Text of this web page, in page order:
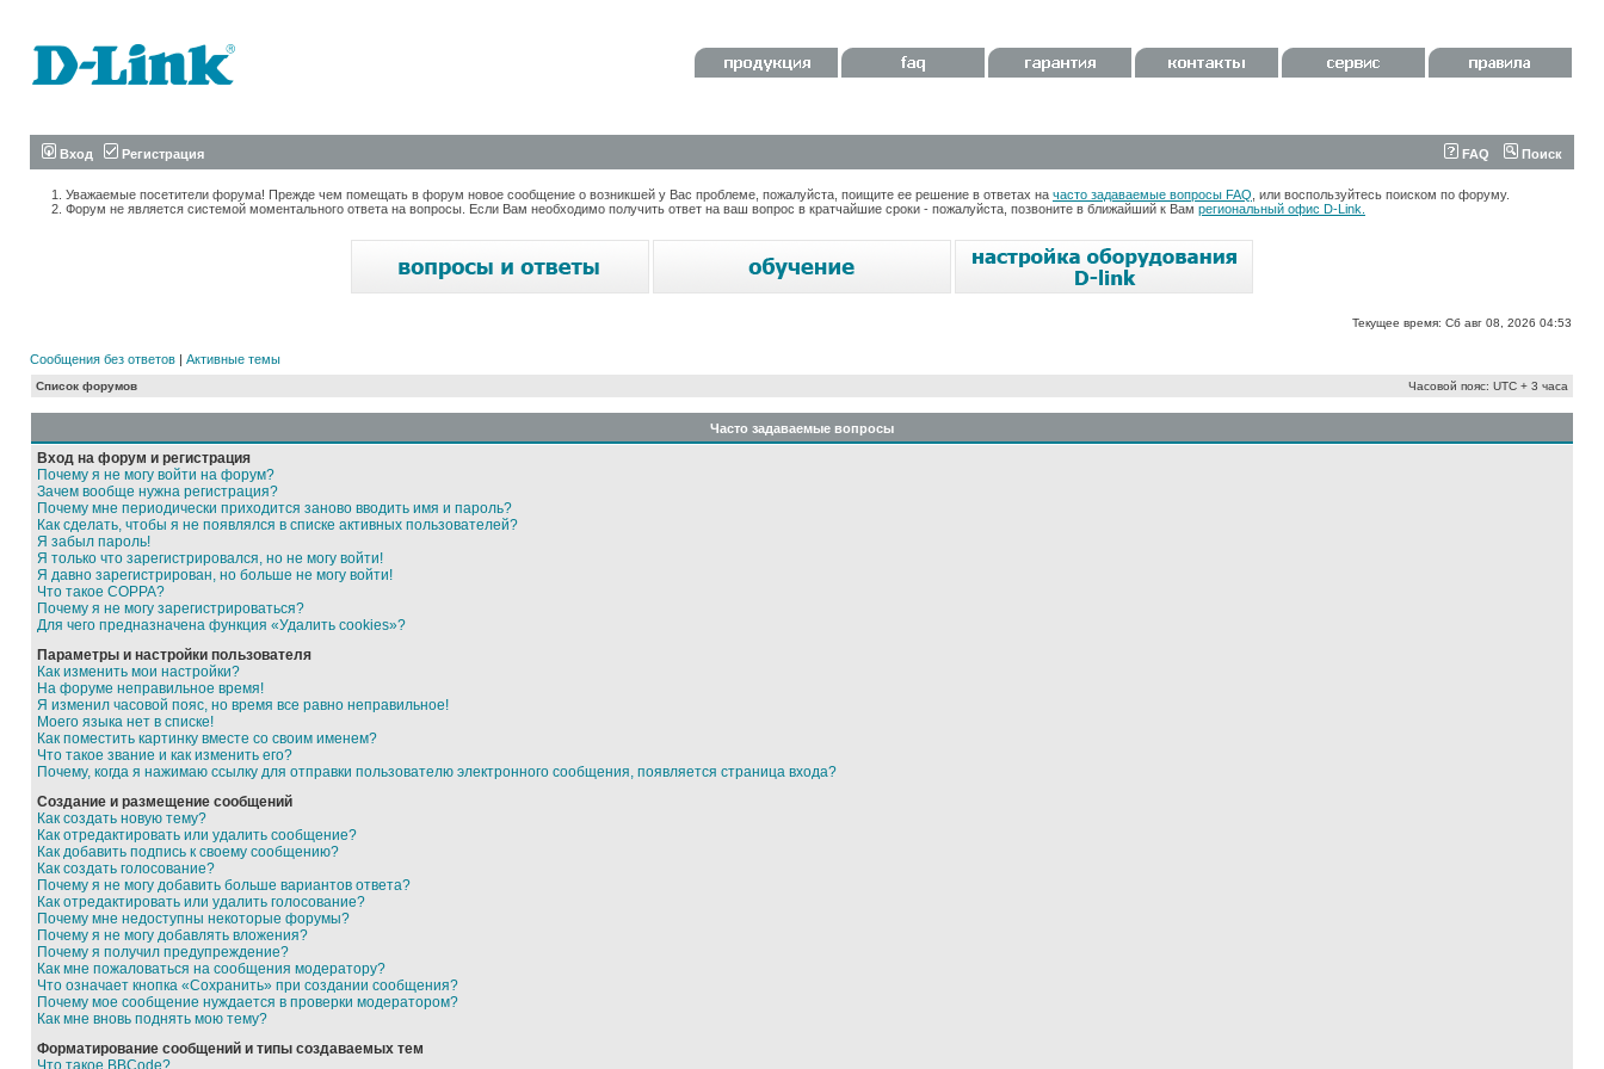
Вход Регистрация FAQ Поиск
Уважаемые посетители форума! Прежде чем помещать в форум новое сообщение о возникшей у Вас проблеме, пожалуйста, поищите ее решение в ответах на часто задаваемые вопросы FAQ , или воспользуйтесь поиском по форуму.
Форум не является системой моментального ответа на вопросы. Если Вам необходимо получить ответ на ваш вопрос в кратчайшие сроки - пожалуйста, позвоните в ближайший к Вам региональный офис D-Link.
Текущее время: Сб авг 08, 2026 04:53
Сообщения без ответов | Активные темы
Список форумов Часовой пояс: UTC + 3 часа
Часто задаваемые вопросы
Вход на форум и регистрация
Почему я не могу войти на форум?
Зачем вообще нужна регистрация?
Почему мне периодически приходится заново вводить имя и пароль?
Как сделать, чтобы я не появлялся в списке активных пользователей?
Я забыл пароль!
Я только что зарегистрировался, но не могу войти!
Я давно зарегистрирован, но больше не могу войти!
Что такое COPPA?
Почему я не могу зарегистрироваться?
Для чего предназначена функция «Удалить cookies»?
Параметры и настройки пользователя
Как изменить мои настройки?
На форуме неправильное время!
Я изменил часовой пояс, но время все равно неправильное!
Моего языка нет в списке!
Как поместить картинку вместе со своим именем?
Что такое звание и как изменить его?
Почему, когда я нажимаю ссылку для отправки пользователю электронного сообщения, появляется страница входа?
Создание и размещение сообщений
Как создать новую тему?
Как отредактировать или удалить сообщение?
Как добавить подпись к своему сообщению?
Как создать голосование?
Почему я не могу добавить больше вариантов ответа?
Как отредактировать или удалить голосование?
Почему мне недоступны некоторые форумы?
Почему я не могу добавлять вложения?
Почему я получил предупреждение?
Как мне пожаловаться на сообщения модератору?
Что означает кнопка «Сохранить» при создании сообщения?
Почему мое сообщение нуждается в проверки модератором?
Как мне вновь поднять мою тему?
Форматирование сообщений и типы создаваемых тем
Что такое BBCode?